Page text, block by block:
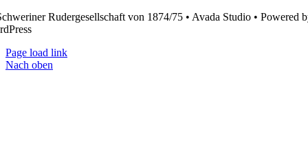
Rudergesellschaft von 1874/75 • Avada Studio • Powered
Page load link
Nach oben